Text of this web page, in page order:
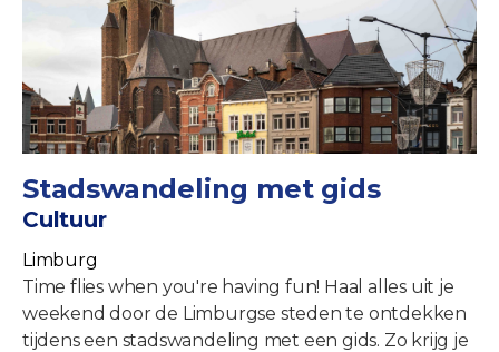
Stadswandeling met gids
Cultuur
Limburg
Time flies when you're having fun! Haal alles uit je
weekend door de Limburgse steden te ontdekken
tijdens een stadswandeling met een gids. Zo krijg je